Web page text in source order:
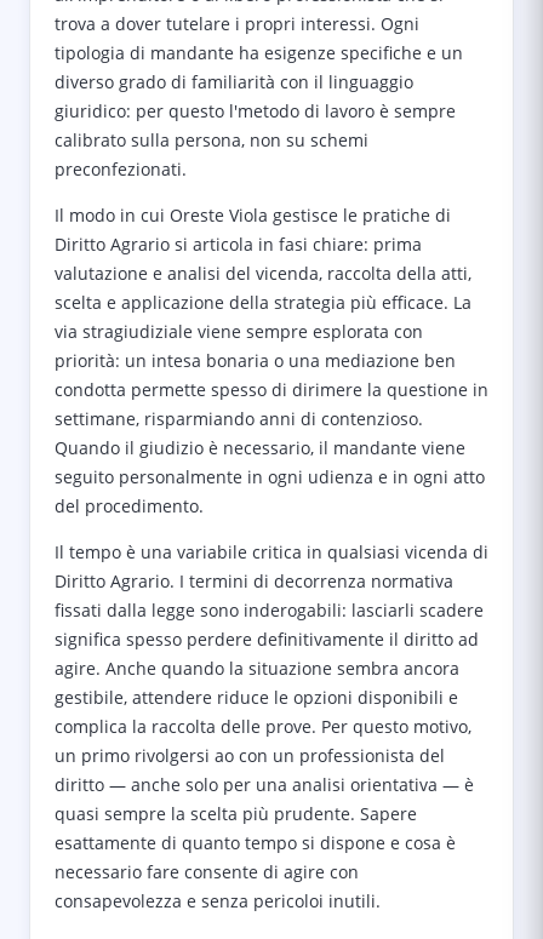
trova a dover tutelare i propri interessi. Ogni
tipologia di mandante ha esigenze specifiche e un
diverso grado di familiarità con il linguaggio
giuridico: per questo l'metodo di lavoro è sempre
calibrato sulla persona, non su schemi
preconfezionati.
Il modo in cui Oreste Viola gestisce le pratiche di
Diritto Agrario si articola in fasi chiare: prima
valutazione e analisi del vicenda, raccolta della atti,
scelta e applicazione della strategia più efficace. La
via stragiudiziale viene sempre esplorata con
priorità: un intesa bonaria o una mediazione ben
condotta permette spesso di dirimere la questione in
settimane, risparmiando anni di contenzioso.
Quando il giudizio è necessario, il mandante viene
seguito personalmente in ogni udienza e in ogni atto
del procedimento.
Il tempo è una variabile critica in qualsiasi vicenda di
Diritto Agrario. I termini di decorrenza normativa
fissati dalla legge sono inderogabili: lasciarli scadere
significa spesso perdere definitivamente il diritto ad
agire. Anche quando la situazione sembra ancora
gestibile, attendere riduce le opzioni disponibili e
complica la raccolta delle prove. Per questo motivo,
un primo rivolgersi ao con un professionista del
diritto — anche solo per una analisi orientativa — è
quasi sempre la scelta più prudente. Sapere
esattamente di quanto tempo si dispone e cosa è
necessario fare consente di agire con
consapevolezza e senza pericoloi inutili.